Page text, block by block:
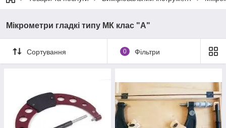
Мікрометри гладкі типу МК клас "А"
Сортування 0 Фільтри